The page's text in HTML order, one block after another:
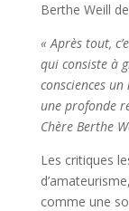
Berthe Weill
« Après tout,
qui consiste à
consciences
une profonde
Chère Berthe
Les critiques
comme une